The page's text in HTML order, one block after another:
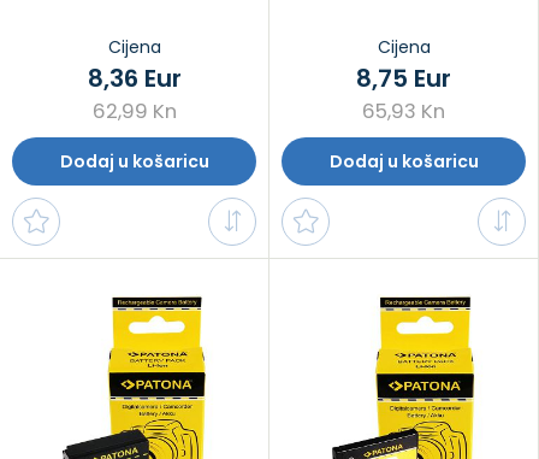
Cijena
62,99 Kn
8,36 Eur
Dodaj u košaricu
Cijena
65,93 Kn
8,75 Eur
Dodaj u košaricu